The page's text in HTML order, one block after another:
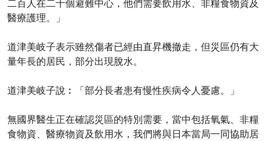
二百人在二十個避難中心，他們需要飲用水、非糧食物資及
醫療護理。」
道津美岐子表示雖然傷者已經由直昇機撤走，但災區仍有大
量年長的居民，部分出現脫水。
道津美岐子說︰「部分長者患有慢性疾病令人憂慮。」
無國界醫生正在確認災區的特別需要，當中包括氧氣、非糧
食物資、醫療物資及飲用水，我們將與日本當局一同協助居